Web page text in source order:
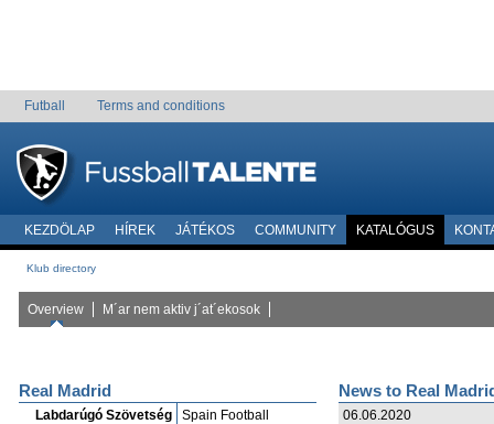
Futball Terms and conditions
KEZDÖLAP HÍREK JÁTÉKOS COMMUNITY KATALÓGUS
Klub directory
Overview M´ar nem aktiv j´at´ekosok
Real Madrid
Labdarúgó Szövetség
Spain Football
News to Real
06.06.2020